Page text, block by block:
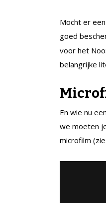
Mocht er
goed
voor het
belangrijke
En wie nu
we moeten
microfilm